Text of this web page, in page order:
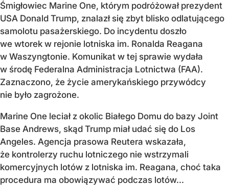
Śmigłowiec Marine One, którym podróżował prezydent
USA Donald Trump, znalazł się zbyt blisko odlatującego
samolotu pasażerskiego. Do incydentu doszło
we wtorek w rejonie lotniska im. Ronalda Reagana
w Waszyngtonie. Komunikat w tej sprawie wydała
w środę Federalna Administracja Lotnictwa (FAA).
Zaznaczono, że życie amerykańskiego przywódcy
nie było zagrożone.
Marine One leciał z okolic Białego Domu do bazy Joint
Base Andrews, skąd Trump miał udać się do Los
Angeles. Agencja prasowa Reutera wskazała,
że kontrolerzy ruchu lotniczego nie wstrzymali
komercyjnych lotów z lotniska im. Reagana, choć taka
procedura ma obowiązywać podczas lotów...